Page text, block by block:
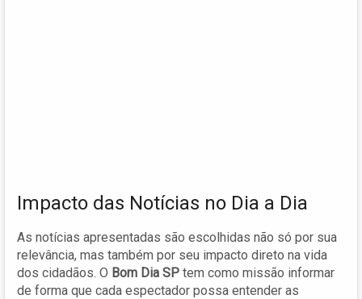
Impacto das Notícias no Dia a Dia
As notícias apresentadas são escolhidas não só por sua
relevância, mas também por seu impacto direto na vida
dos cidadãos. O Bom Dia SP tem como missão informar
de forma que cada espectador possa entender as